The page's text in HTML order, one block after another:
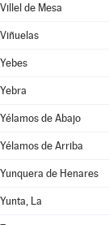
Villel de Mesa
Viñuelas
Yebes
Yebra
Yélamos de Abajo
Yélamos de Arriba
Yunquera de Henares
Yunta, La